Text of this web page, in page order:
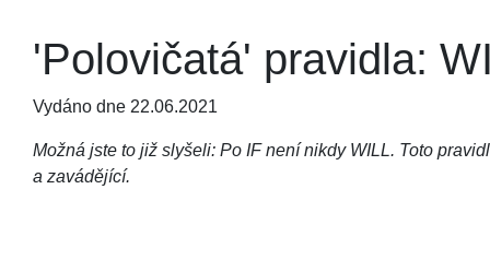
'Polovičatá' pravidla:
Vydáno dne 22.06.2021
Možná jste to již slyšeli: Po IF není nikdy WILL. Toto
a zavádějící.